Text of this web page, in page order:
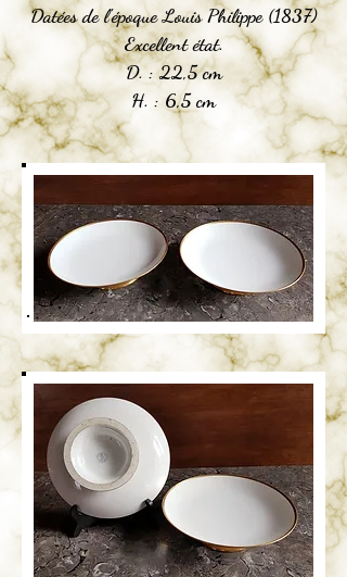
Datées de l'époque Louis Philippe (1837)
Excellent état.
D. : 22,5 cm
H. : 6,5 cm